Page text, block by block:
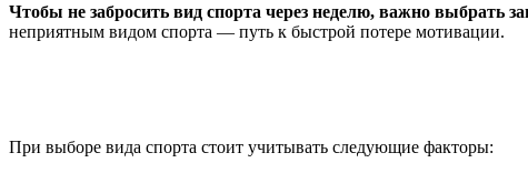
Чтобы не забросить вид спорта через неделю, важно выбрать
неприятным видом спорта — путь к быстрой потере мотивации.
При выборе вида спорта стоит учитывать следующие факторы: